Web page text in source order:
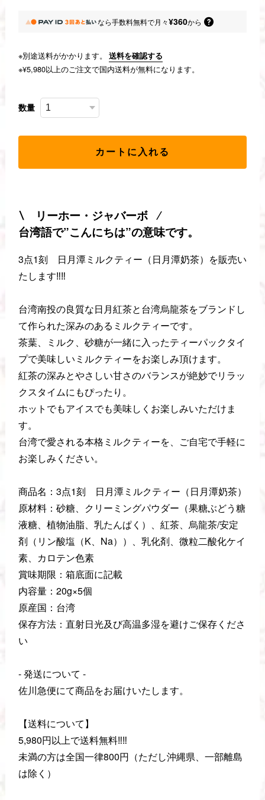
なら手数料無料で月々¥360から
※別途送料がかかります。 送料を確認する
※¥5,980以上のご注文で国内送料が無料になります。
数量
カートに入れる
∖ リーホー・ジャバーボ ∕
台湾語で”こんにちは”の意味です。
3点1刻 日月潭ミルクティー（日月潭奶茶）を販売い
たします‼️‼️
台湾南投の良質な日月紅茶と台湾烏龍茶をブランドし
て作られた深みのあるミルクティーです。
茶葉、ミルク、砂糖が一緒に入ったティーパックタイ
プで美味しいミルクティーをお楽しみ頂けます。
紅茶の深みとやさしい甘さのバランスが絶妙でリラッ
クスタイムにもぴったり。
ホットでもアイスでも美味しくお楽しみいただけま
す。
台湾で愛される本格ミルクティーを、ご自宅で手軽に
お楽しみください。
商品名：3点1刻 日月潭ミルクティー（日月潭奶茶）
原材料：砂糖、クリーミングパウダー（果糖ぶどう糖
液糖、植物油脂、乳たんぱく）、紅茶、烏龍茶/安定
剤（リン酸塩（K、Na））、乳化剤、微粒二酸化ケイ
素、カロテン色素
賞味期限：箱底面に記載
内容量：20g×5個
原産国：台湾
保存方法：直射日光及び高温多湿を避けご保存くださ
い
- 発送について -
佐川急便にて商品をお届けいたします。
【送料について】
5,980円以上で送料無料‼️‼️
未満の方は全国一律800円（ただし沖縄県、一部離島
は除く）